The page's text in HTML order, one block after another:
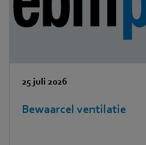
25 juli 2026
Bewaarcel ventilatie